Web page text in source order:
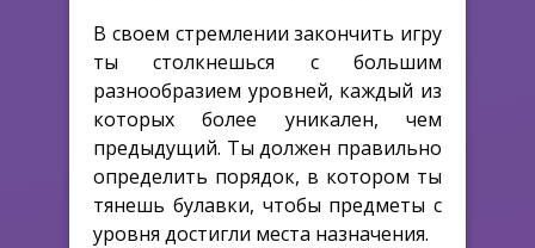
В своем стремлении закончить игру
ты столкнешься с большим
разнообразием уровней, каждый из
которых более уникален, чем
предыдущий. Ты должен правильно
определить порядок, в котором ты
тянешь булавки, чтобы предметы с
уровня достигли места назначения.